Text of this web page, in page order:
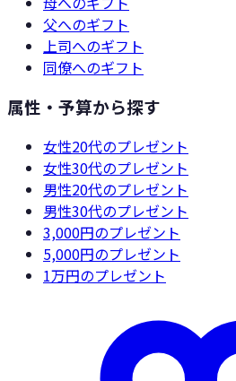
父へのギフト
上司へのギフト
同僚へのギフト
属性・予算から探す
女性20代のプレゼント
女性30代のプレゼント
男性20代のプレゼント
男性30代のプレゼント
3,000円のプレゼント
5,000円のプレゼント
1万円のプレゼント